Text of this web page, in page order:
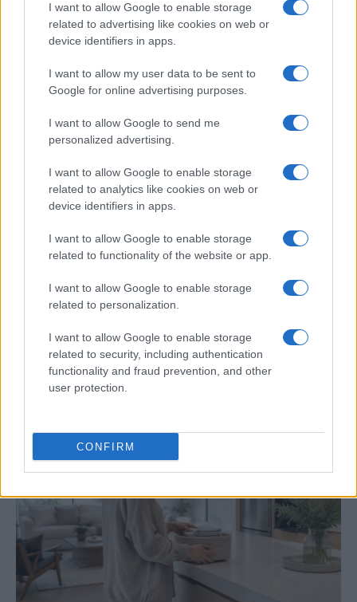
I want to allow Google to enable storage
related to advertising like cookies on web or
device identifiers in apps.
I want to allow my user data to be sent to
Google for online advertising purposes.
I want to allow Google to send me
personalized advertising.
I want to allow Google to enable storage
related to analytics like cookies on web or
device identifiers in apps.
I want to allow Google to enable storage
related to functionality of the website or app.
I want to allow Google to enable storage
related to personalization.
I want to allow Google to enable storage
related to security, including authentication
functionality and fraud prevention, and other
user protection.
CONFIRM
Crianza tradicional para una infancia más
La crianza cotidiana se construye mediante decisiones
pequeñas…
SALUD Y BIENESTAR
Guía para delegar tareas y evitar la
sobrecarga emocional
El cuidado de otros puede convertirse en una…
SALUD Y BIENESTAR